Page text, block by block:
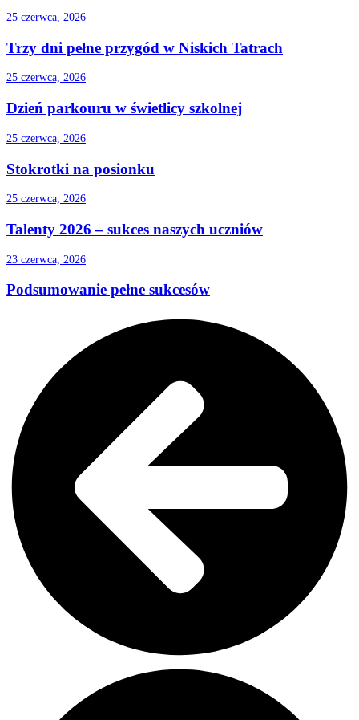
25 czerwca, 2026
Trzy dni pełne przygód w Niskich Tatrach
25 czerwca, 2026
Dzień parkouru w świetlicy szkolnej
25 czerwca, 2026
Stokrotki na posionku
25 czerwca, 2026
Talenty 2026 – sukces naszych uczniów
23 czerwca, 2026
Podsumowanie pełne sukcesów